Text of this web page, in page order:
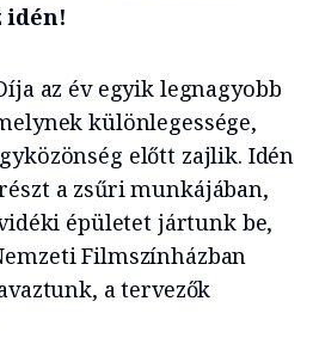
idén!
az év egyik legnagyobb
különlegessége,
előtt zajlik. Idén
a zsűri munkájában,
épületet jártunk be,
Filmszínházban
a tervezők